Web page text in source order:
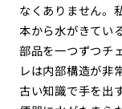
なくありません。
本から水がきてい
部品を一つずつチ
レは内部構造が非
古い知識で手を出